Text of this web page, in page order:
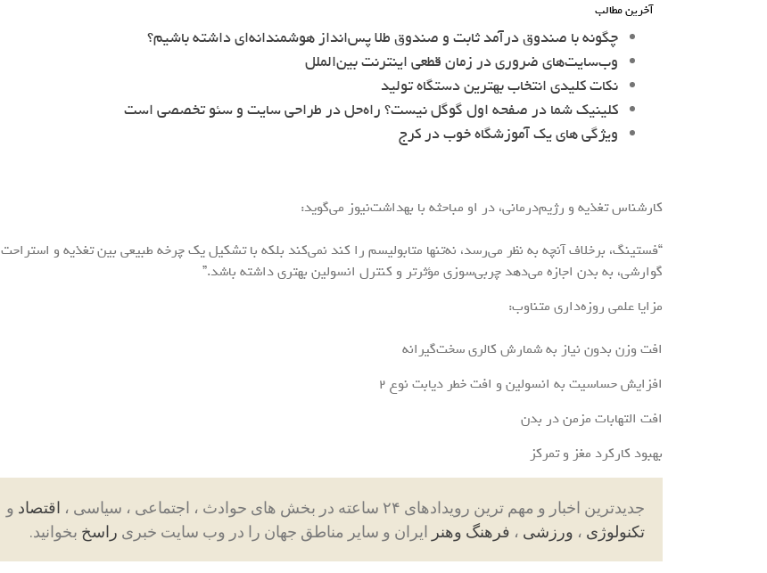
آخرین مطالب
چگونه با صندوق درآمد ثابت و صندوق طلا پس‌انداز هوشمندانه‌ای داشته باشیم؟
وب‌سایت‌های ضروری در زمان قطعی اینترنت بین‌الملل
نکات کلیدی انتخاب بهترین دستگاه تولید
کلینیک شما در صفحه اول گوگل نیست؟ راه‌حل در طراحی سایت و سئو تخصصی است
ویژگی های یک آموزشگاه خوب در کرج
کارشناس تغذیه و رژیم‌درمانی، در او مباحثه با بهداشت‌نیوز می‌گوید:
“فستینگ، برخلاف آنچه به نظر می‌رسد، نه‌تنها متابولیسم را کند نمی‌کند بلکه با تشکیل یک چرخه طبیعی بین تغذیه و استراحت
گوارشی، به بدن اجازه می‌دهد چربی‌سوزی مؤثرتر و کنترل انسولین بهتری داشته باشد.”
مزایا علمی روزه‌داری متناوب:
افت وزن بدون نیاز به شمارش کالری سخت‌گیرانه
افزایش حساسیت به انسولین و افت خطر دیابت نوع ۲
افت التهابات مزمن در بدن
بهبود کارکرد مغز و تمرکز
جدیدترین اخبار و مهم ترین رویدادهای ۲۴ ساعته در بخش های حوادث ، اجتماعی ، سیاسی ، اقتصاد و
تکنولوژی ، ورزشی ، فرهنگ وهنر ایران و سایر مناطق جهان را در وب سایت خبری راسخ بخوانید.